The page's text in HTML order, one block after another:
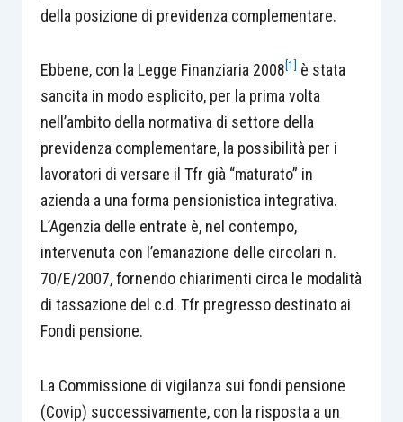
della posizione di previdenza complementare.
Ebbene, con la Legge Finanziaria 2008[1] è stata
sancita in modo esplicito, per la prima volta
nell’ambito della normativa di settore della
previdenza complementare, la possibilità per i
lavoratori di versare il Tfr già “maturato” in
azienda a una forma pensionistica integrativa.
L’Agenzia delle entrate è, nel contempo,
intervenuta con l’emanazione delle circolari n.
70/E/2007, fornendo chiarimenti circa le modalità
di tassazione del c.d. Tfr pregresso destinato ai
Fondi pensione.
La Commissione di vigilanza sui fondi pensione
(Covip) successivamente, con la risposta a un